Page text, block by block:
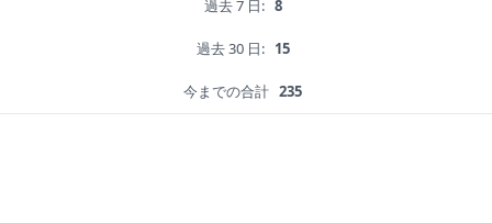
過去 7 日: 8
過去 30 日: 15
今までの合計 235